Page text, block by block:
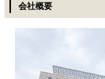
会社概要